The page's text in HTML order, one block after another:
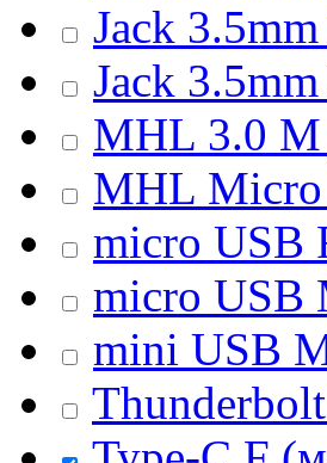
Jack
Jack
MHL 3.0 M
MHL
micro USB
micro USB
mini USB